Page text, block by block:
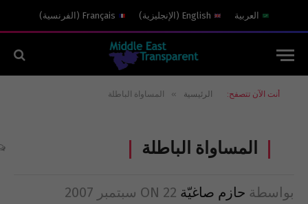
العربية English
( الإنجليزية)
Français
( الفرنسية)
أنت الآن تتصفح: الرئيسية » المساواة الباطلة
المساواة الباطلة
بواسطة حازم صاغيّة ON 22 سبتمبر 2007